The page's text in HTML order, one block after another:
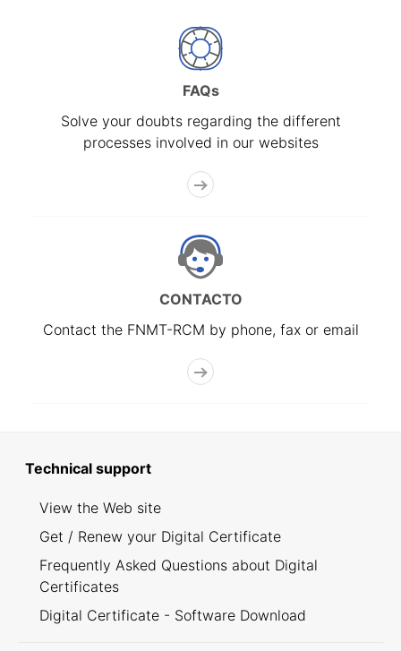
FAQs
Solve your doubts regarding the different
processes involved in our websites
CONTACTO
Contact the FNMT-RCM by phone, fax or email
Technical support
View the Web site
Get / Renew your Digital Certificate
Frequently Asked Questions about Digital
Certificates
Digital Certificate - Software Download